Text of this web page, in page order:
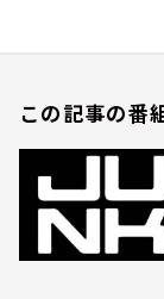
この記事の番